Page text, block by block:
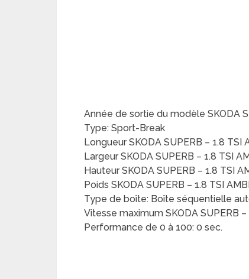
Année de sortie du modèle SKODA
Type: Sport-Break
Longueur SKODA SUPERB – 1.8 TSI
Largeur SKODA SUPERB – 1.8 TSI
Hauteur SKODA SUPERB – 1.8 TSI
Poids SKODA SUPERB – 1.8 TSI
Type de boîte: Boîte séquentielle
Vitesse maximum SKODA SUPERB
Performance de 0 à 100: 0 sec.